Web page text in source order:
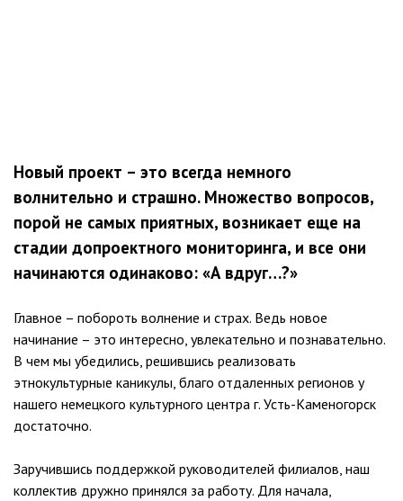
Новый проект – это всегда немного
волнительно и страшно. Множество вопросов,
порой не самых приятных, возникает еще на
стадии допроектного мониторинга, и все они
начинаются одинаково: «А вдруг…?»
Главное – побороть волнение и страх. Ведь новое
начинание – это интересно, увлекательно и познавательно.
В чем мы убедились, решившись реализовать
этнокультурные каникулы, благо отдаленных регионов у
нашего немецкого культурного центра г. Усть-Каменогорск
достаточно.
Заручившись поддержкой руководителей филиалов, наш
коллектив дружно принялся за работу. Для начала,